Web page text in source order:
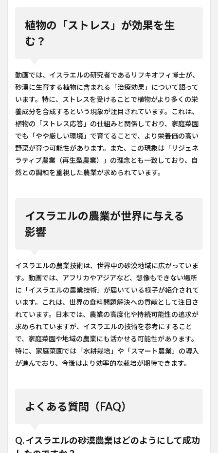
植物の「ストレス」が効果を生
む？
動画では、イスラエルの研究者であるリフキオフィ博士が、
砂漠に生育する植物に含まれる「治療効果」について語って
います。特に、ストレスを受けることで植物がより多くの栄
養成分を合成するという現象が注目されています。これは、
植物の「ストレス応答」の仕組みと関係しており、家庭菜園
でも「やや厳しい環境」で育てることで、より栄養価の高い
野菜が育つ可能性があります。また、この現象は「リジェネ
ラティブ農業（再生型農業）」の理念とも一致しており、自
然との調和を重視した農業が求められています。
イスラエルの農業が世界に与える
影響
イスラエルの農業技術は、世界中の砂漠地域に広がっていま
す。動画では、アフリカやアジアなど、想像もできない場所
に「イスラエルの農業技術」が届いている様子が紹介されて
います。これは、世界の食料問題解決への貢献として注目さ
れています。日本では、農業の高度化や持続可能性の追求が
求められていますが、イスラエルの技術を参考にすること
で、家庭菜園や地域の農業にも活かせる可能性があります。
特に、家庭菜園では「水耕栽培」や「スマート農業」の導入
が進んでおり、今後はより効率的な栽培が期待できます。
よくある質問（FAQ）
Q. イスラエルの砂漠農業はどのようにして成功